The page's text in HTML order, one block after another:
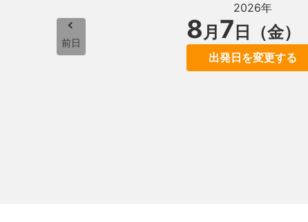
前日
2026年
8月 7 日（金）
出発日を変更する